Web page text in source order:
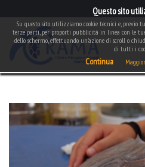
Questo sito
Su questo sito utilizziamo cookie tecnici e, previo
terze parti, per proporti pubblicità in linea con le
dello schermo, effettuando un'azione di scroll o
di tutti i
Continua